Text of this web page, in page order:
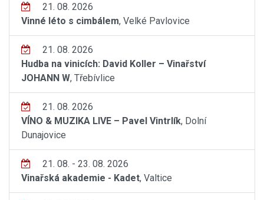
21. 08. 2026
Vinné léto s cimbálem, Velké Pavlovice
21. 08. 2026
Hudba na vinicích: David Koller – Vinařství
JOHANN W, Třebívlice
21. 08. 2026
VÍNO & MUZIKA LIVE – Pavel Vintrlík, Dolní
Dunajovice
21. 08. - 23. 08. 2026
Vinařská akademie - Kadet, Valtice